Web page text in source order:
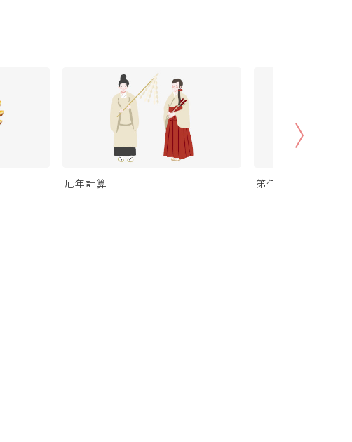
厄年計算 第何曜日計算